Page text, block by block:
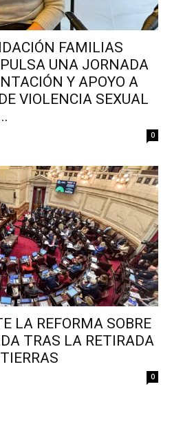
FAMILIAS
UNA JORNADA
Y APOYO A
VIOLENCIA SEXUAL
0
LA REFORMA SOBRE
TRAS LA RETIRADA
0